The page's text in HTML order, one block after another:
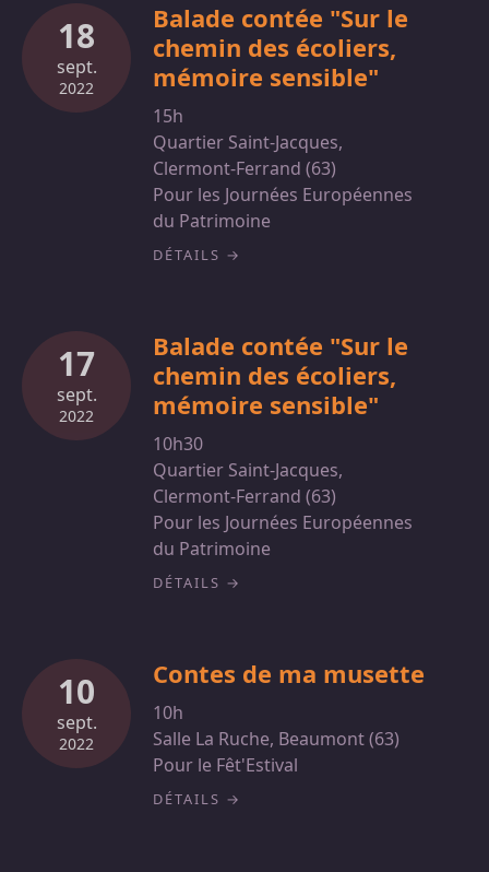
18
sept.
2022
Balade contée "Sur le
chemin des écoliers,
mémoire sensible"
15h
Quartier Saint-Jacques,
Clermont-Ferrand (63)
Pour les Journées Européennes
du Patrimoine
DÉTAILS
17
sept.
2022
Balade contée "Sur le
chemin des écoliers,
mémoire sensible"
10h30
Quartier Saint-Jacques,
Clermont-Ferrand (63)
Pour les Journées Européennes
du Patrimoine
DÉTAILS
10
sept.
2022
Contes de ma musette
10h
Salle La Ruche, Beaumont (63)
Pour le Fêt'Estival
DÉTAILS